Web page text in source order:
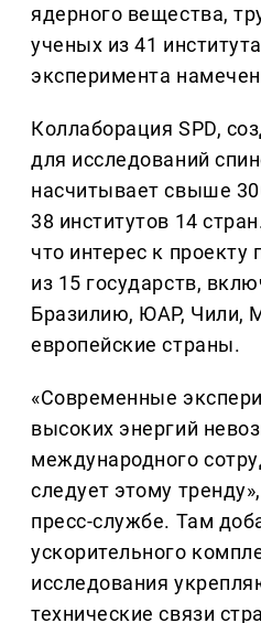
ядерного вещества,
ученых из 41
эксперимента
Коллаборация SPD,
для исследований
насчитывает свыше
38 институтов 14
что интерес к
из 15 государств,
Бразилию, ЮАР, Чили,
европейские страны.
«Современные
высоких энергий
международного
следует этому
пресс-службе. Там
ускорительного
исследования
технические связи